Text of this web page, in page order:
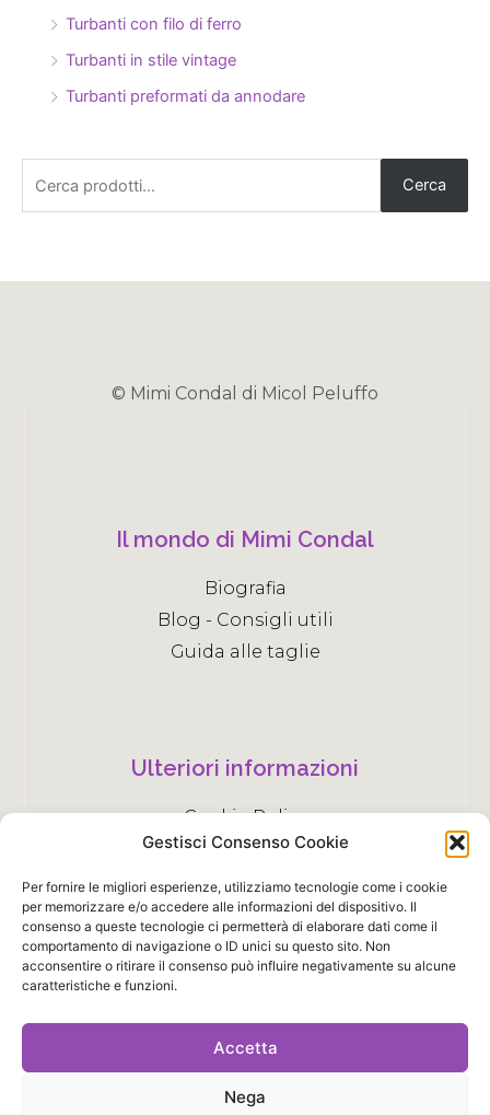
Gestisci Consenso Cookie
Per fornire le migliori esperienze, utilizziamo tecnologie come i cookie
per memorizzare e/o accedere alle informazioni del dispositivo. Il
consenso a queste tecnologie ci permetterà di elaborare dati come il
comportamento di navigazione o ID unici su questo sito. Non
acconsentire o ritirare il consenso può influire negativamente su alcune
caratteristiche e funzioni.
Accetta
Nega
Turbanti con filo di ferro
Turbanti in stile vintage
Turbanti preformati da annodare
Cerca
© Mimi Condal di Micol Peluffo
Il mondo di Mimi Condal
Biografia
Blog - Consigli utili
Guida alle taglie
Ulteriori informazioni
Cookie Policy
Informativa Privacy
Seguimi sulle reti sociali!
a
e
n
s
t
a
i
n
t
o
t